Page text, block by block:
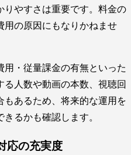
りやすさは重要です。料金の
用の原因にもなりかねませ
・従量課金の有無といった
人数や動画の本数、視聴回
あるため、将来的な運用を
るかも確認します。
応の充実度